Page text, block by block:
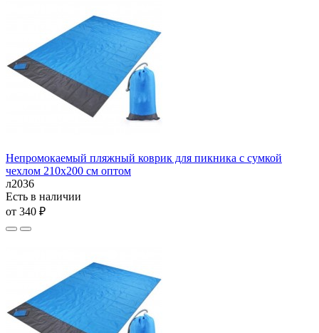
Непромокаемый пляжный коврик для пикника с сумкой
чехлом 210х200 см оптом
л2036
Есть в наличии
от 340 ₽